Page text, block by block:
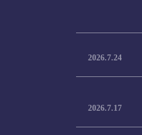
2026.7.24
2026.7.17